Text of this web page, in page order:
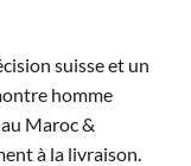
MAD.
suisse et un
homme
Maroc &
à la livraison.